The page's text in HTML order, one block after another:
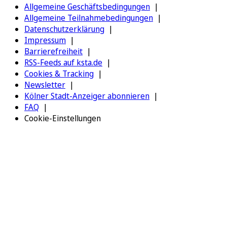
Allgemeine Geschäftsbedingungen
Allgemeine Teilnahmebedingungen
Datenschutzerklärung
Impressum
Barrierefreiheit
RSS-Feeds auf ksta.de
Cookies & Tracking
Newsletter
Kölner Stadt-Anzeiger abonnieren
FAQ
Cookie-Einstellungen